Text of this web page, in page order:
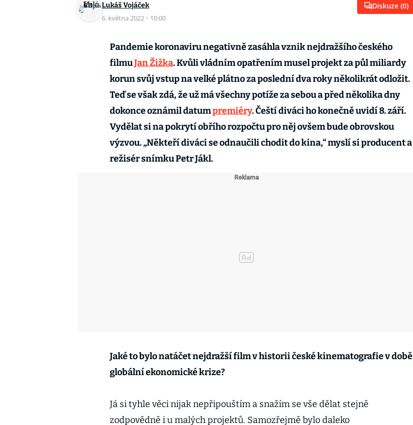
Lukáš Vojáček
6. května 2022 · 10:00
Diskuze (0)
Pandemie koronaviru negativně zasáhla vznik nejdražšího českého
filmuJan Žižka. Kvůli vládním opatřením musel projekt za půl miliardy
korun svůj vstup na velké plátno za poslední dva roky několikrát odložit.
Teď se však zdá, že už má všechny potíže za sebou a před několika dny
dokonce oznámil datumpremiéry. Čeští diváci ho konečně uvidí 8. září.
Vydělat si na pokrytí obřího rozpočtu pro něj ovšem bude obrovskou
výzvou. „Někteří diváci se odnaučili chodit do kina,“ myslí si producent a
režisér snímku Petr Jákl.
Jaké to bylo natáčet nejdražší film v historii české kinematografie v době
globální ekonomické krize?
Já si tyhle věci nijak nepřipouštím a snažím se vše dělat stejně
zodpovědně i u malých projektů. Samozřejmě bylo daleko